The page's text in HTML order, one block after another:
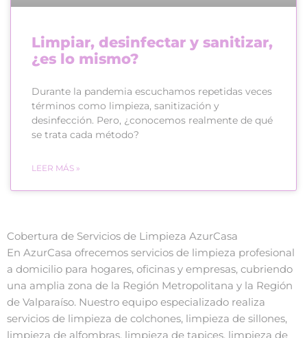
Limpiar, desinfectar y sanitizar,
¿es lo mismo?
Durante la pandemia escuchamos repetidas veces
términos como limpieza, sanitización y
desinfección. Pero, ¿conocemos realmente de qué
se trata cada método?
LEER MÁS »
Cobertura de Servicios de Limpieza AzurCasa
En AzurCasa ofrecemos servicios de limpieza profesional
a domicilio para hogares, oficinas y empresas, cubriendo
una amplia zona de la Región Metropolitana y la Región
de Valparaíso. Nuestro equipo especializado realiza
servicios de limpieza de colchones, limpieza de sillones,
limpieza de alfombras, limpieza de tapices, limpieza de